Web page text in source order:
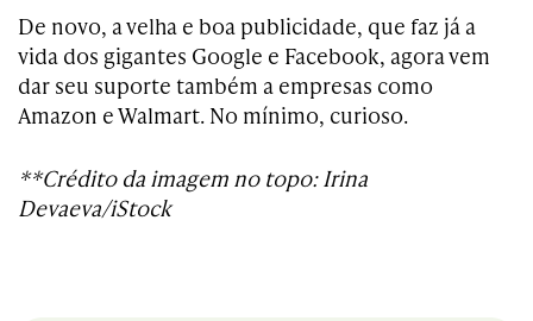
De novo, a velha e boa publicidade, que faz já a
vida dos gigantes Google e Facebook, agora vem
dar seu suporte também a empresas como
Amazon e Walmart. No mínimo, curioso.
**Crédito da imagem no topo: Irina
Devaeva/iStock